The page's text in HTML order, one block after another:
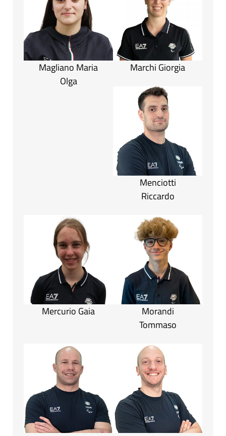
Magliano Maria
Olga
Marchi Giorgia
Menciotti
Riccardo
Mercurio Gaia
Morandi
Tommaso